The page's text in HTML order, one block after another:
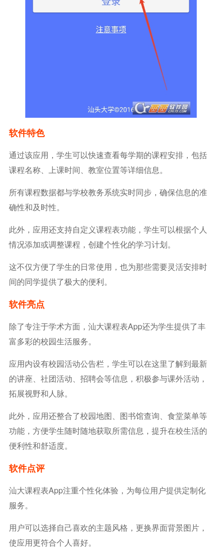
软件特色
通过该应用，学生可以快速查看每学期的课程安排，包括
课程名称、上课时间、教室位置等详细信息。
所有课程数据都与学校教务系统实时同步，确保信息的准
确性和及时性。
此外，应用还支持自定义课程表功能，学生可以根据个人
情况添加或调整课程，创建个性化的学习计划。
这不仅方便了学生的日常使用，也为那些需要灵活安排时
间的同学提供了极大的便利。
软件亮点
除了专注于学术方面，汕大课程表app还为学生提供了丰
富多彩的校园生活服务。
应用内设有校园活动公告栏，学生可以在这里了解到最新
的讲座、社团活动、招聘会等信息，积极参与课外活动，
拓展视野和人脉。
此外，应用还整合了校园地图、图书馆查询、食堂菜单等
功能，方便学生随时随地获取所需信息，提升在校生活的
便利性和舒适度。
软件点评
汕大课程表app注重个性化体验，为每位用户提供定制化
服务。
用户可以选择自己喜欢的主题风格，更换界面背景图片，
使应用更符合个人喜好。